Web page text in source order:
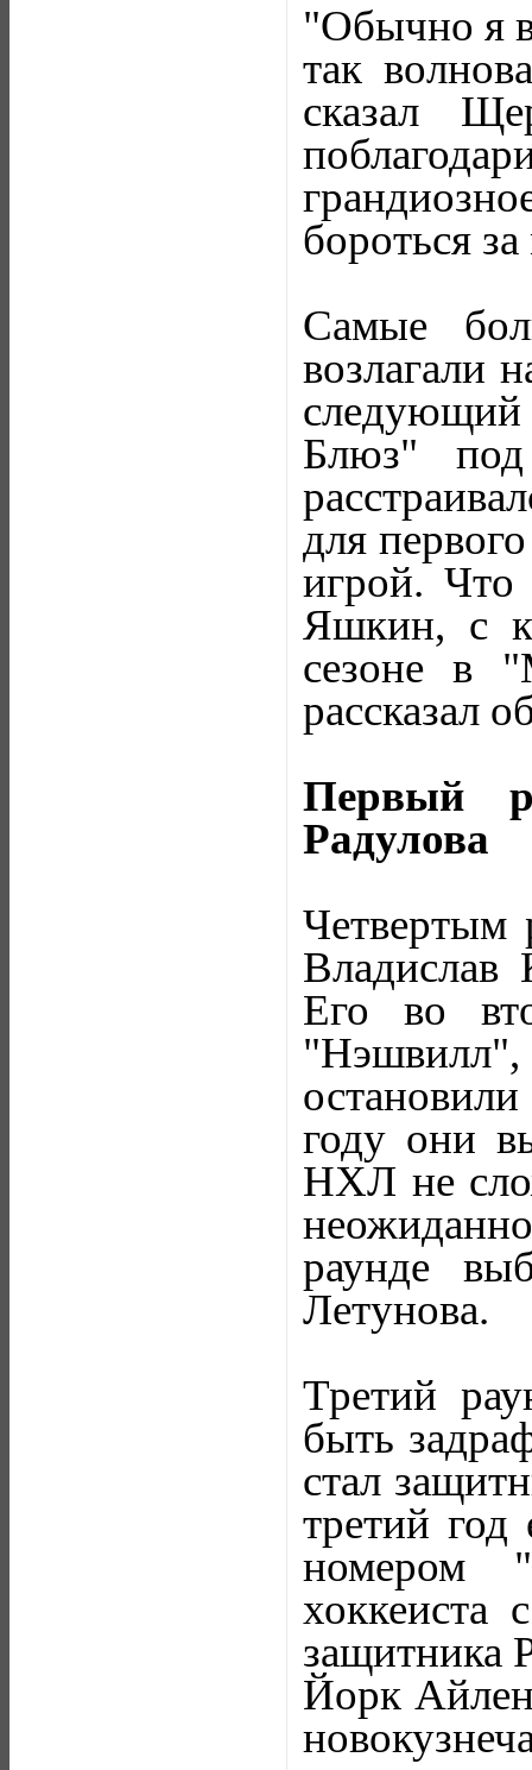
"Обычно я
так
сказал
бороться
Самые
возлагали
следующий
Блюз"
для
игрой.
Яшкин, с
сезоне в
рассказал
Первый
Радулова
Четвертым
Владислав
Его во
году они
НХЛ не
раунде
Летунова.
Третий
быть
стал
третий
номером
хоккеиста
защитника
Йорк